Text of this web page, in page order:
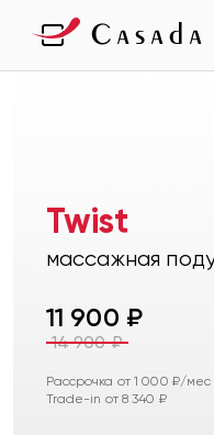
Twist
массажная
11 900 ₽
14 900₽
Рассрочка от1 000 ₽/мес
Trade-in от 8 340 ₽